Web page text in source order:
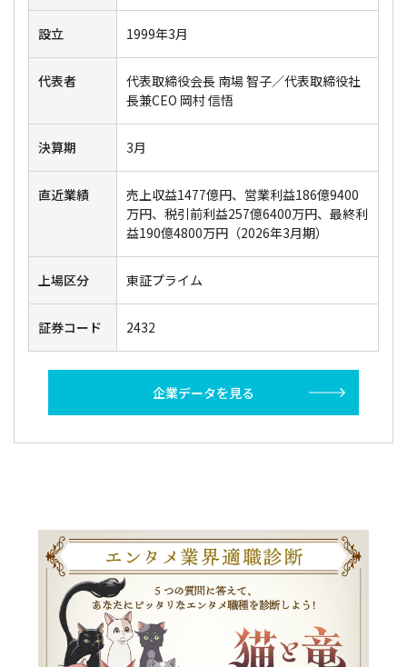
設立 1999年3月
代表者
代表取締役会長 南場 智子／代表取締役社
長兼CEO 岡村 信悟
決算期 3月
直近業績
売上収益1477億円、営業利益186億9400
万円、税引前利益257億6400万円、最終利
益190億4800万円（2026年3月期）
上場区分 東証プライム
証券コード 2432
企業データを見る